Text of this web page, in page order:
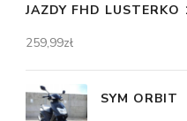
JAZDY FHD LUSTERKO
259,99zł
SYM ORBIT